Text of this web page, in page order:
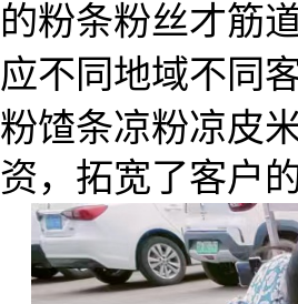
的粉条粉丝才筋
应不同地域不同
粉馇条凉粉凉皮
资，拓宽了客户